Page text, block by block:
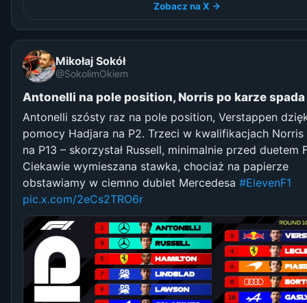
Zobacz na X →
Mikołaj Sokół
@SokolimOkiem
Antonelli na pole position, Norris po karze spada
Antonelli szósty raz na pole position, Verstappen
pomocy Hadjara na P2. Trzeci w kwalifikacjach
na P13 – skorzystał Russell, minimalnie przed duetem
Ciekawie wymieszana stawka, chociaż na papierze
obstawiamy w ciemno dublet Mercedesa #ElevenF1
pic.x.com/2eCs2TRO6r